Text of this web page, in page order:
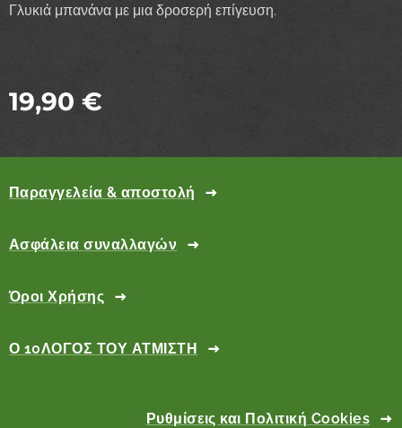
Γλυκιά μπανάνα με μια δροσερή επίγευση.
19,90 €
Παραγγελεία & αποστολή
Ασφάλεια συναλλαγών
Όροι Χρήσης
Ο 10ΛΟΓΟΣ ΤΟΥ ΑΤΜΙΣΤΗ
Ρυθμίσεις και Πολιτική Cookies